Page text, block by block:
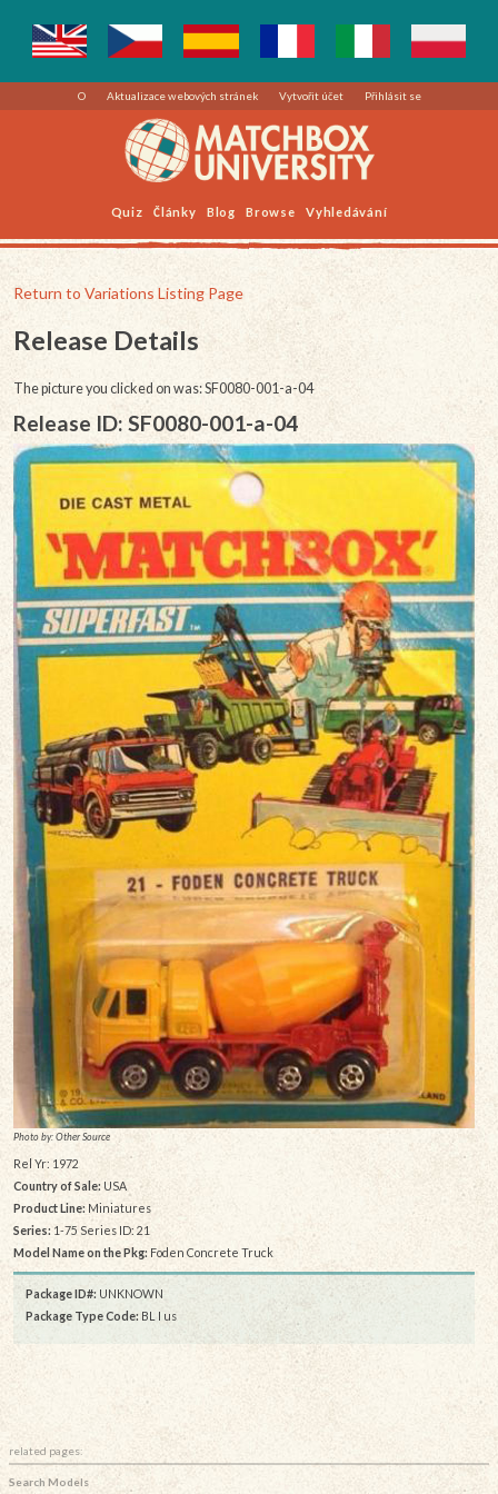
O Aktualizace webových stránek Vytvořit účet Přihlásit se
Quiz Články Blog Browse Vyhledávání
Return to Variations Listing Page
Release Details
The picture you clicked on was: SF0080-001-a-04
Release ID: SF0080-001-a-04
Photo by: Other Source
Rel Yr: 1972
Country of Sale: USA
Product Line:Miniatures
Series: 1-75 Series ID: 21
Model Name on the Pkg: Foden Concrete Truck
Package ID#: UNKNOWN
Package Type Code: BL I us
related pages:
Search Models